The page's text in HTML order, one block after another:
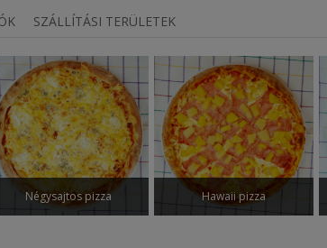
SZÁLLÍTÁSI TERÜLETEK
Négysajtos pizza Hawaii pizza